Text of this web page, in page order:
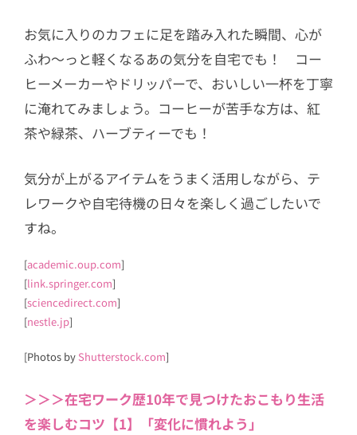
お気に入りのカフェに足を踏み入れた瞬間、心が
ふわ～っと軽くなるあの気分を自宅でも！ コー
ヒーメーカーやドリッパーで、おいしい一杯を丁寧
に淹れてみましょう。コーヒーが苦手な方は、紅
茶や緑茶、ハーブティーでも！
気分が上がるアイテムをうまく活用しながら、テ
レワークや自宅待機の日々を楽しく過ごしたいで
すね。
[academic.oup.com]
[link.springer.com]
[sciencedirect.com]
[nestle.jp]
[Photos by Shutterstock.com]
＞＞＞在宅ワーク歴10年で見つけたおこもり生活
を楽しむコツ【1】「変化に慣れよう」